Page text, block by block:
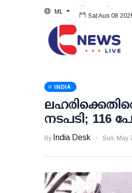
ML Sat Aug 08
INDIA
നടപടി; 116
By India Desk Sun, May